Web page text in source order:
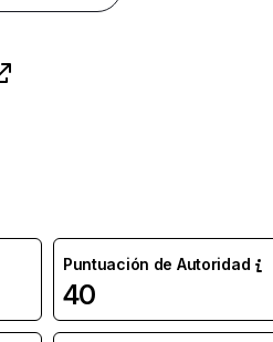
Puntuación de Autoridad
40